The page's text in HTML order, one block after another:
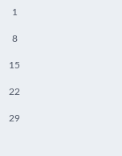
1
8
15
22
29